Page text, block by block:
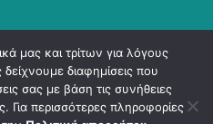
All rights reserved.
μας και τρίτων για λόγους
διαφημίσεις που
σας με βάση τις συνήθειες
Για περισσότερες πληροφορίες